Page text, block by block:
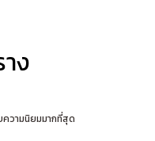
ง
ความนิยมมากที่สุด